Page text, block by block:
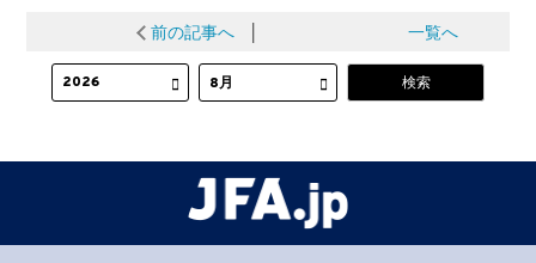
前の記事へ│ 一覧へ